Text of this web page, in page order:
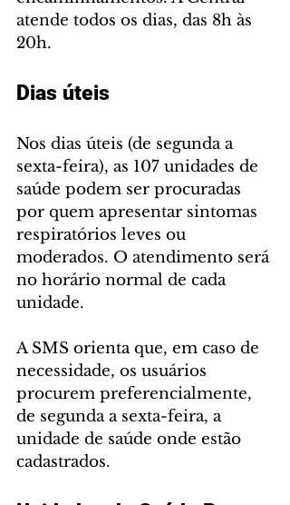
atende todos os dias, das 8h às
20h.
Dias úteis
Nos dias úteis (de segunda a
sexta-feira), as 107 unidades de
saúde podem ser procuradas
por quem apresentar sintomas
respiratórios leves ou
moderados. O atendimento será
no horário normal de cada
unidade.
A SMS orienta que, em caso de
necessidade, os usuários
procurem preferencialmente,
de segunda a sexta-feira, a
unidade de saúde onde estão
cadastrados.